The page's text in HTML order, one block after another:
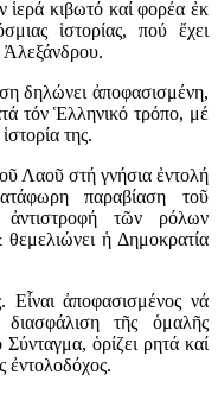
ἱερά κιβωτό καί φορέα ἐκ
ἱστορίας, πού ἔχει
δηλώνει ἀποφασισμένη,
τόν Ἑλληνικό τρόπο, μέ
της.
Λαοῦ στή γνήσια ἐντολή
παραβίαση τοῦ
ἀντιστροφή τῶν ρόλων
θεμελιώνει ἡ Δημοκρατία
ἀποφασισμένος νά
τῆς ὁμαλῆς
ὁρίζει ρητά καί
ἐντολοδόχος.